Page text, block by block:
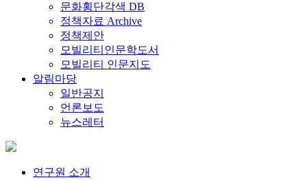
문화횡단각색 DB
정책자료 Archive
정책제안
모빌리티인문학도서
모빌리티 인문지도
알림마당
일반공지
언론보도
뉴스레터
연구원 소개